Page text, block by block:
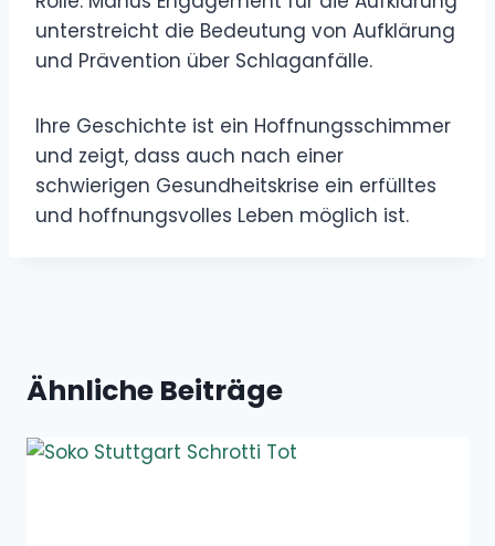
unterstreicht die Bedeutung von Aufklärung
und Prävention über Schlaganfälle.
Ihre Geschichte ist ein Hoffnungsschimmer
und zeigt, dass auch nach einer
schwierigen Gesundheitskrise ein erfülltes
und hoffnungsvolles Leben möglich ist.
Ähnliche Beiträge